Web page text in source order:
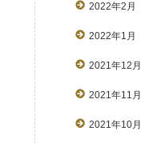
2022年2月
2022年1月
2021年12月
2021年11月
2021年10月